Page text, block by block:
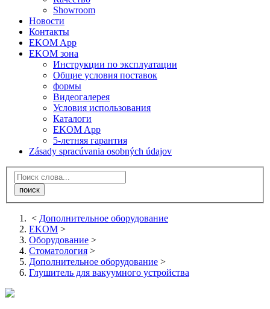
Showroom
Новости
Контакты
EKOM App
EKOM зона
Инструкции по эксплуатации
Общие условия поставок
формы
Видеогалерея
Условия использования
Каталоги
EKOM App
5-летняя гарантия
Zásady spracúvania osobných údajov
< Дополнительное оборудование
EKOM >
Оборудование >
Стоматология >
Дополнительное оборудование >
Глушитель для вакуумного устройства